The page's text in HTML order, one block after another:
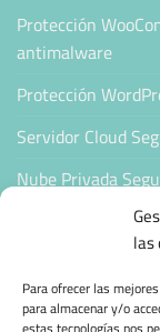
Para ofrecer las
para almacenar y/o
Protección
antimalware
Protección
Servidor Cloud
Nube Privada
CONFIANZA &
Sello de Confianza